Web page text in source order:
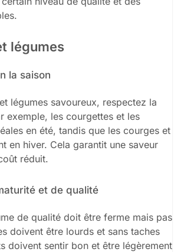
légumes
la saison
légumes savoureux, respectez la
exemple, les courgettes et les
en été, tandis que les courges et
en hiver. Cela garantit une saveur
réduit.
et de qualité
de qualité doit être ferme mais pas
doivent être lourds et sans taches
doivent sentir bon et être légèrement